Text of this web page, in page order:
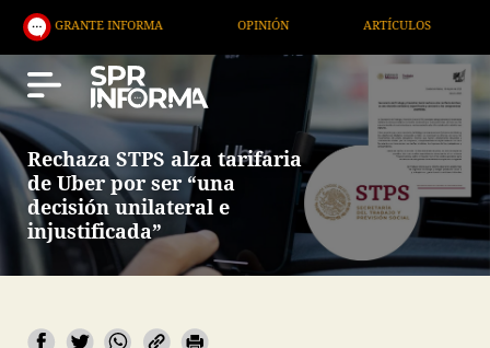
INFORMA ARTÍCULOS
Rechaza STPS alza tarifaria
de Uber por ser “una
decisión unilateral e
injustificada”